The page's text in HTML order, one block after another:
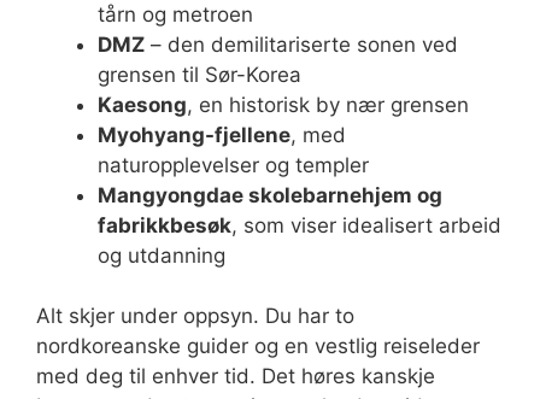
tårn og metroen
DMZ – den demilitariserte sonen ved
grensen til Sør-Korea
Kaesong, en historisk by nær grensen
Myohyang-fjellene, med
naturopplevelser og templer
Mangyongdae skolebarnehjem og
fabrikkbesøk, som viser idealisert arbeid
og utdanning
Alt skjer under oppsyn. Du har to
nordkoreanske guider og en vestlig reiseleder
med deg til enhver tid. Det høres kanskje